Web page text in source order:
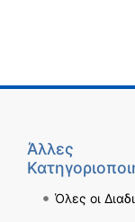
Άλλες
Όλες οι